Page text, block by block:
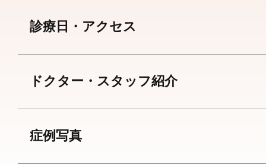
診療日・アクセス
ドクター・スタッフ紹介
症例写真